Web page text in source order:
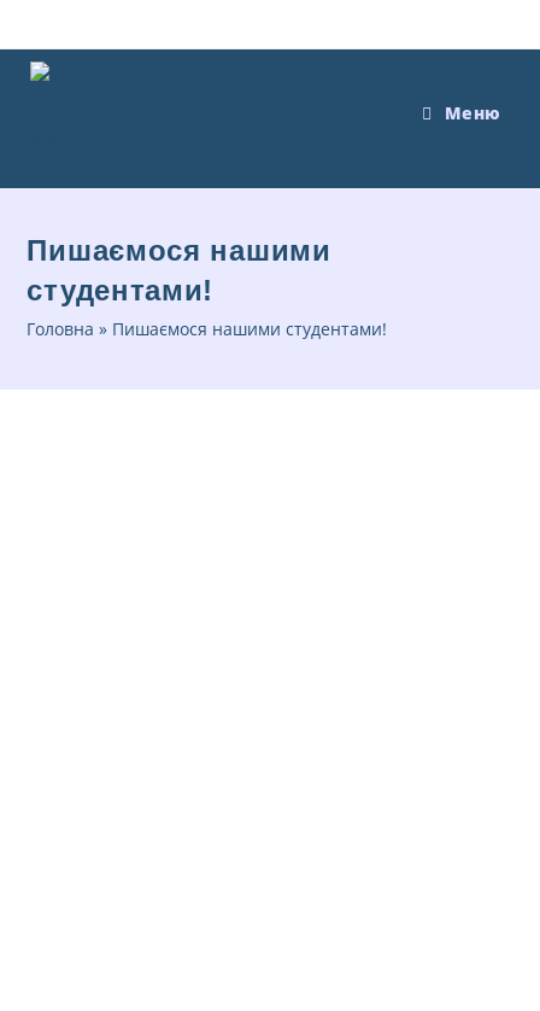
Меню
Пишаємося нашими
студентами!
Головна » Пишаємося нашими студентами!